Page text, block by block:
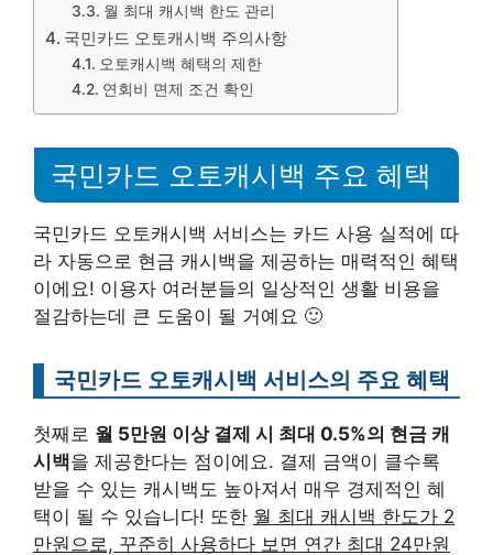
월 최대 캐시백 한도 관리
국민카드 오토캐시백 주의사항
오토캐시백 혜택의 제한
연회비 면제 조건 확인
국민카드 오토캐시백 주요 혜택
국민카드 오토캐시백 서비스는 카드 사용 실적에 따
라 자동으로 현금 캐시백을 제공하는 매력적인 혜택
이에요! 이용자 여러분들의 일상적인 생활 비용을
절감하는데 큰 도움이 될 거예요 🙂
국민카드 오토캐시백 서비스의 주요 혜택
첫째로 월 5만원 이상 결제 시 최대 0.5%의 현금 캐
시백을 제공한다는 점이에요. 결제 금액이 클수록
받을 수 있는 캐시백도 높아져서 매우 경제적인 혜
택이 될 수 있습니다! 또한 월 최대 캐시백 한도가 2
만원으로, 꾸준히 사용하다 보면 연간 최대 24만원